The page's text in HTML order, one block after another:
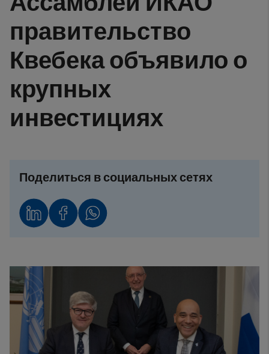
правительство
Квебека объявило о
крупных
инвестициях
Поделиться в социальных сетях